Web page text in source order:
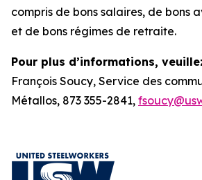
compris de bons salaires, de bons
et de bons régimes de retraite.
Pour plus d’informations,
François Soucy, Service des
Métallos, 873 355-2841,